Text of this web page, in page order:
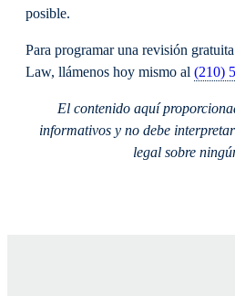
posible.
Para programar una revisión
Law, llámenos hoy mismo al (210)
El contenido aquí
informativos y no debe
legal sobre